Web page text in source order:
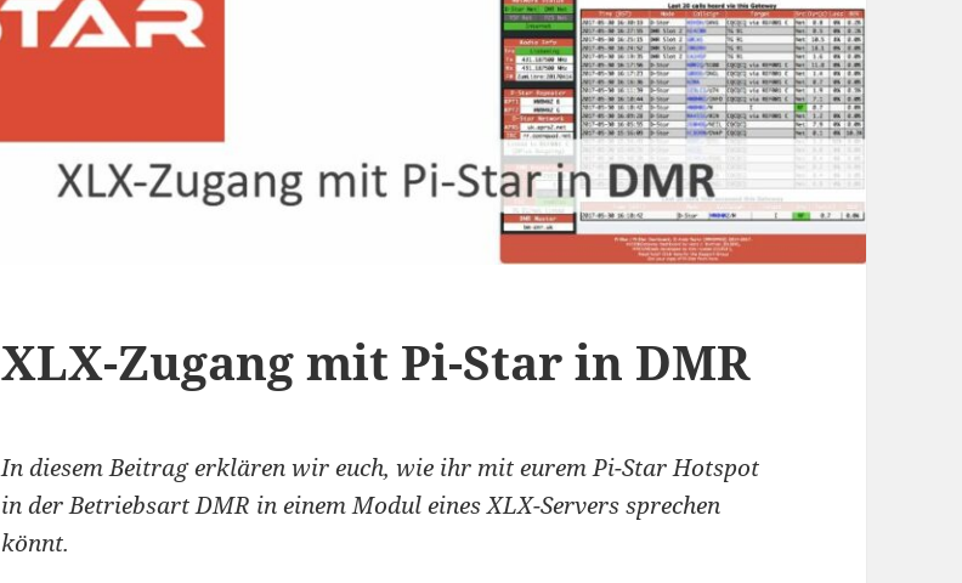
XLX-Zugang mit Pi-Star in DMR
In diesem Beitrag erklären wir euch, wie ihr mit eurem Pi-Star Hotspot
in der Betriebsart DMR in einem Modul eines XLX-Servers sprechen
könnt.